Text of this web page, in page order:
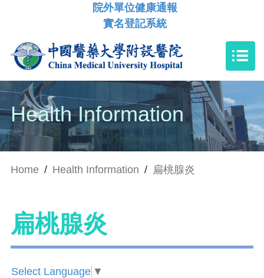
院外單位健康通報
實名登記系統
Health Information
Home / Health Information / 扁桃腺炎
扁桃腺炎
Select Language ▼